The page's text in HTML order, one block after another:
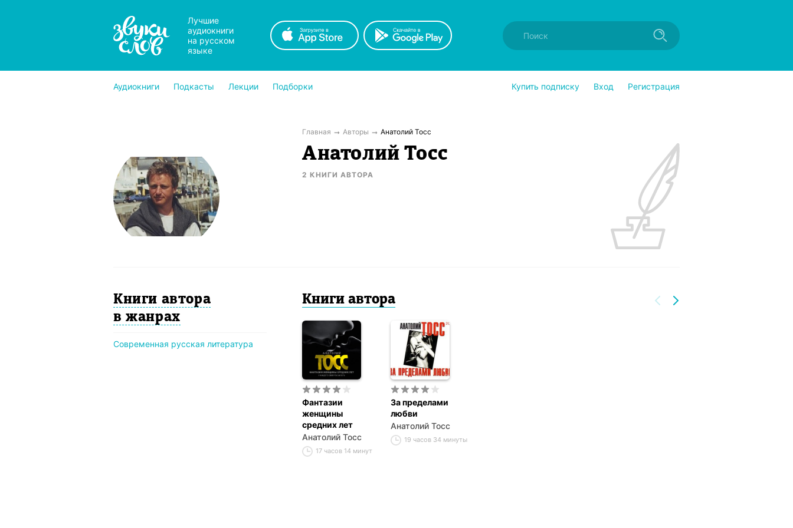
Лучшие
аудиокниги
на русском
языке
Аудиокниги Подкасты Лекции Подборки Купить подписку Вход Регистрация
Главная Авторы Анатолий Тосс
Анатолий Тосс
2 КНИГИ АВТОРА
Книги автора
в жанрах
Современная русская литература
Книги автора
Фантазии
женщины
средних лет
Анатолий Тосс
17 часов 14 минут
За пределами
любви
Анатолий Тосс
19 часов 34 минуты